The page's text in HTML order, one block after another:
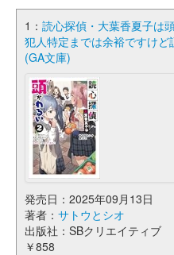
1： 読心探偵・大葉香夏子は
犯人特定までは余裕ですけ
(GA文庫)
発売日：2025年09月13日
著者： サトウとシオ
出版社：SBクリエイティブ
￥858